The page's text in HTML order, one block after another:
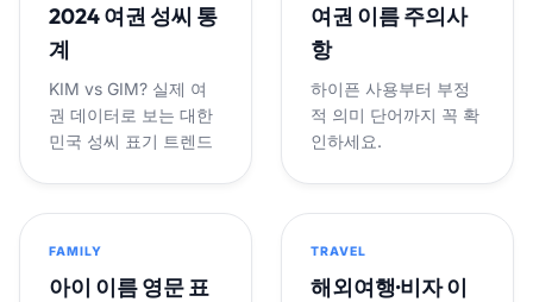
2024 여권 성씨 통
계
KIM vs GIM? 실제 여
권 데이터로 보는 대한
민국 성씨 표기 트렌드
여권 이름 주의사
항
하이픈 사용부터 부정
적 의미 단어까지 꼭 확
인하세요.
FAMILY
아이 이름 영문 표
TRAVEL
해외여행·비자 이